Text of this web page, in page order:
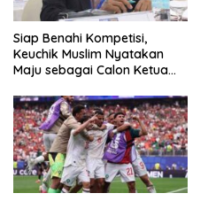
Siap Benahi Kompetisi,
Keuchik Muslim Nyatakan
Maju sebagai Calon Ketua